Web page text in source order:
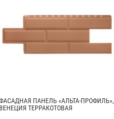
ПАНЕЛЬ «АЛЬТА-ПРОФИЛЬ»,
ВЕНЕЦИЯ ТЕРРАКОТОВАЯ